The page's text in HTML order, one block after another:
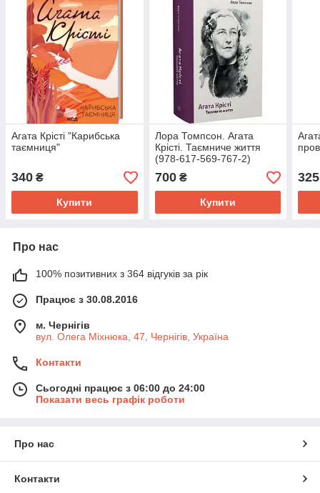
Агата Крісті "Карибська
таємниця"
340 ₴
Купити
Лора Томпсон. Агата
Крісті. Таємниче життя
(978-617-569-767-2)
700₴
Купити
325
Про нас
100% позитивних з 364 відгуків за рік
Працює з 30.08.2016
м. Чернігів
вул. Олега Міхнюка, 47, Чернігів, Україна
Контакти
Сьогодні працює з 06:00 до 24:00
Показати весь графік роботи
Про нас
Контакти